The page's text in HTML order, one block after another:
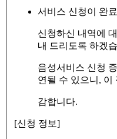
서비스 신청이 완
신청하신 내역에
내 드리도록 하겠
음성서비스 신청
연될 수 있으니, 이
감합니다.
[신청 정보]